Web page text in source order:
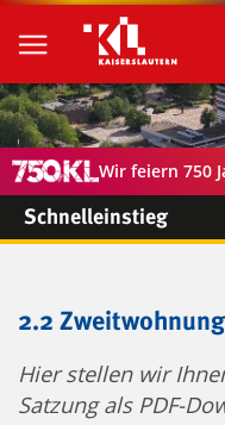
Wir feiern 750
Schnelleinstieg
2.2
Hier stellen wir
Satzung als PDF-